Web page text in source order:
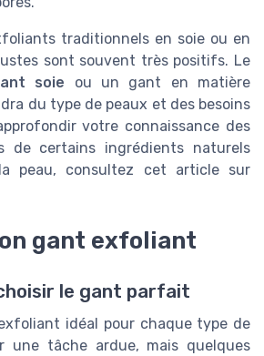
traditionnels en soie ou en
sont souvent très positifs. Le
soie ou un gant en matière
du type de peaux et des besoins
votre connaissance des
de certains ingrédients naturels
peau, consultez cet article sur
gant exfoliant
le gant parfait
idéal pour chaque type de
une tâche ardue, mais quelques